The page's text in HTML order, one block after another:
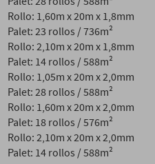
Rollo: 1,60m x 20m x 1,8mm
Palet: 23 rollos / 736m²
Rollo: 2,10m x 20m x 1,8mm
Palet: 14 rollos / 588m²
Rollo: 1,05m x 20m x 2,0mm
Palet: 28 rollos / 588m²
Rollo: 1,60m x 20m x 2,0mm
Palet: 18 rollos / 576m²
Rollo: 2,10m x 20m x 2,0mm
Palet: 14 rollos / 588m²